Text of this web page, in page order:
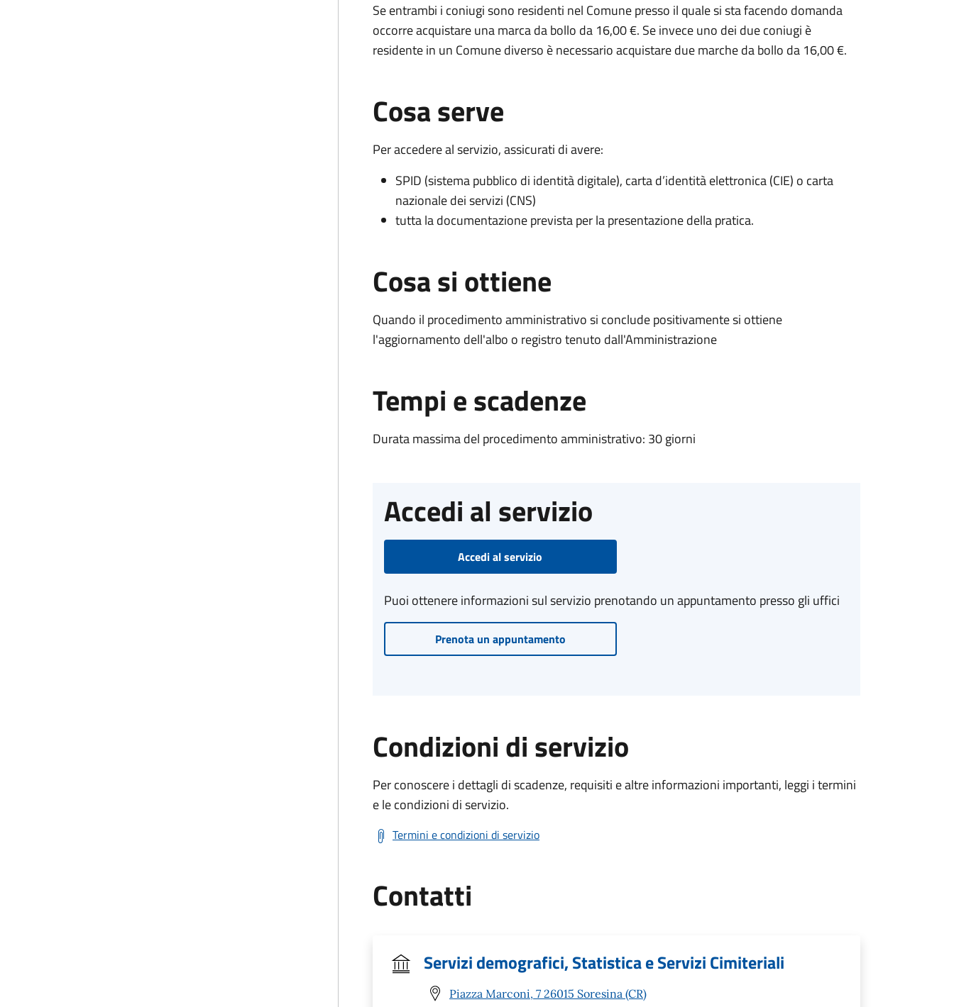
Se entrambi i coniugi sono residenti nel Comune presso il quale si sta facendo domanda
occorre acquistare una marca da bollo da 16,00 €. Se invece uno dei due coniugi è
residente in un Comune diverso è necessario acquistare due marche da bollo da 16,00 €.
Cosa serve
Per accedere al servizio, assicurati di avere:
SPID (sistema pubblico di identità digitale), carta d’identità elettronica (CIE) o carta
nazionale dei servizi (CNS)
tutta la documentazione prevista per la presentazione della pratica.
Cosa si ottiene
Quando il procedimento amministrativo si conclude positivamente si ottiene
l'aggiornamento dell'albo o registro tenuto dall'Amministrazione
Tempi e scadenze
Durata massima del procedimento amministrativo: 30 giorni
Accedi al servizio
Accedi al servizio
Puoi ottenere informazioni sul servizio prenotando un appuntamento presso gli uffici
Prenota un appuntamento
Condizioni di servizio
Per conoscere i dettagli di scadenze, requisiti e altre informazioni importanti, leggi i termini
e le condizioni di servizio.
Termini e condizioni di servizio
Contatti
Servizi demografici, Statistica e Servizi Cimiteriali
Piazza Marconi, 7 26015 Soresina (CR)